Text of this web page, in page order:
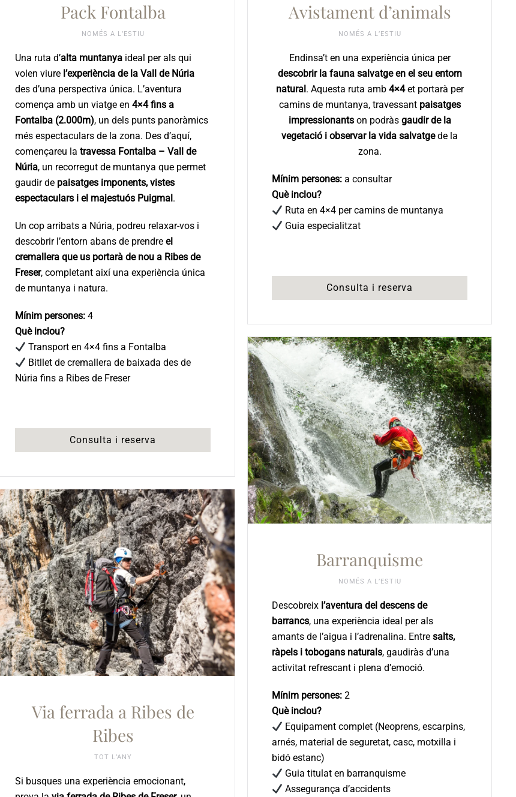
Pack Fontalba
NOMÉS A L’ESTIU
Una ruta d’alta muntanya ideal per als qui
volen viure l’experiència de la Vall de Núria
des d’una perspectiva única. L’aventura
comença amb un viatge en 4×4 fins a
Fontalba (2.000m), un dels punts panoràmics
més espectaculars de la zona. Des d’aquí,
començareu la travessa Fontalba – Vall de
Núria, un recorregut de muntanya que permet
gaudir de paisatges imponents, vistes
espectaculars i el majestuós Puigmal.
Un cop arribats a Núria, podreu relaxar-vos i
descobrir l’entorn abans de prendre el
cremallera que us portarà de nou a Ribes de
Freser, completant així una experiència única
de muntanya i natura.
Mínim persones: 4
Què inclou?
Transport en 4×4 fins a Fontalba
Bitllet de cremallera de baixada des de
Núria fins a Ribes de Freser
Consulta i reserva
Avistament d’animals
NOMÉS A L’ESTIU
Endinsa’t en una experiència única per
descobrir la fauna salvatge en el seu entorn
natural. Aquesta ruta amb 4×4et portarà per
camins de muntanya, travessant paisatges
impressionantson podràs gaudir de la
vegetació i observar la vida salvatgede la
zona.
Mínim persones: a consultar
Què inclou?
Ruta en 4×4 per camins de muntanya
Guia especialitzat
Consulta i reserva
Via ferrada a Ribes de
Ribes
TOT L’ANY
Si busques una experiència emocionant,
Barranquisme
NOMÉS A L’ESTIU
Descobreix l’aventura del descens de
barrancs, una experiència ideal per als
amants de l’aigua i l’adrenalina. Entre salts,
ràpels i tobogans naturals, gaudiràs d’una
activitat refrescant i plena d’emoció.
Mínim persones: 2
Què inclou?
Equipament complet (Neoprens, escarpins,
arnés, material de seguretat, casc, motxilla i
bidó estanc)
Guia titulat en barranquisme
Assegurança d’accidents